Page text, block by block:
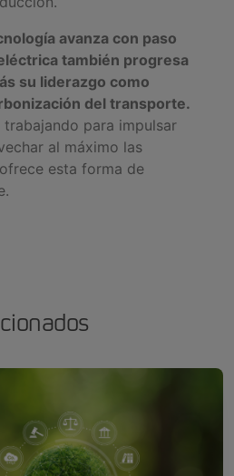
avanza con paso
también progresa
su liderazgo como
del transporte.
para impulsar
al máximo las
esta forma de